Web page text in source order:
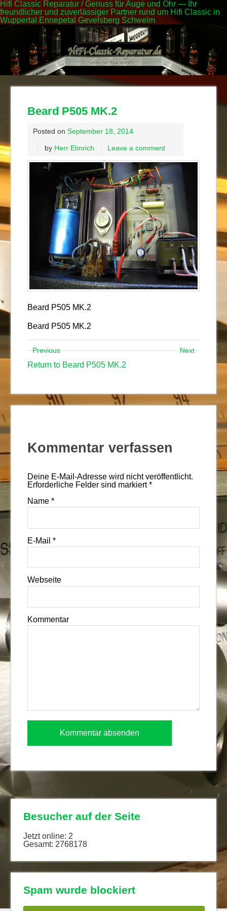
Hifi Classic Reparatur / Genuss für Auge und Ohr — Ihr
freundlicher und zuverlässiger Partner rund um Hifi Classic in
Wuppertal Ennepetal Gevelsberg Schwelm
Beard P505 MK.2
Posted on September 18, 2014
by Herr Elmrich Leave a comment
Beard P505 MK.2
Beard P505 MK.2
Previous Next
Return to Beard P505 MK.2
Kommentar verfassen
Deine E-Mail-Adresse wird nicht veröffentlicht.
Erforderliche Felder sind markiert*
Name *
E-Mail *
Webseite
Kommentar
Besucher auf der Seite
Jetzt online: 2
Gesamt: 2768178
Spam wurde blockiert